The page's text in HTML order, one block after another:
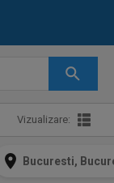
Vizualizare:
Bucuresti,